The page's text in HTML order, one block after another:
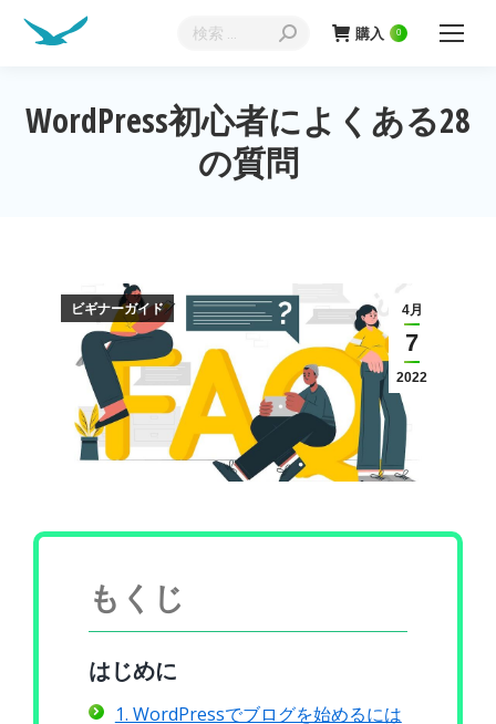
購入 0
WordPress初心者によくある28
の質問
現在地:
4月
7
2022
ビギナーガイド
もくじ
はじめに
1. WordPressでブログを始めるには